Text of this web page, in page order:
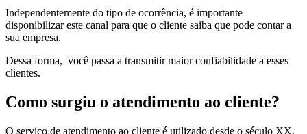
Independentemente do tipo de ocorrência, é importante
disponibilizar este canal para que o cliente saiba que pode contar a
sua empresa.
Dessa forma, você passa a transmitir maior confiabilidade a esses
clientes.
Como surgiu o atendimento ao cliente?
O serviço de atendimento ao cliente é utilizado desde o século XX,